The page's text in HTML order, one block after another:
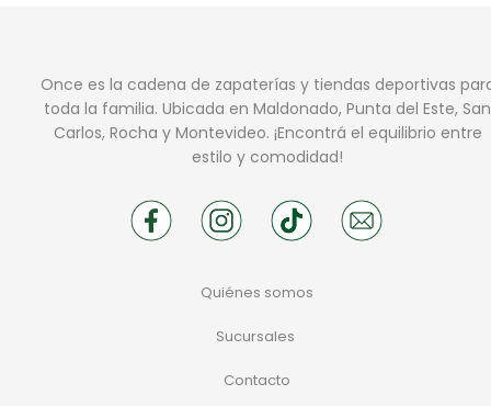
Once es la cadena de zapaterías y tiendas deportivas
toda la familia. Ubicada en Maldonado, Punta del Este, San
Carlos, Rocha y Montevideo. ¡Encontrá el equilibrio entre
estilo y comodidad!
Quiénes somos
Sucursales
Contacto